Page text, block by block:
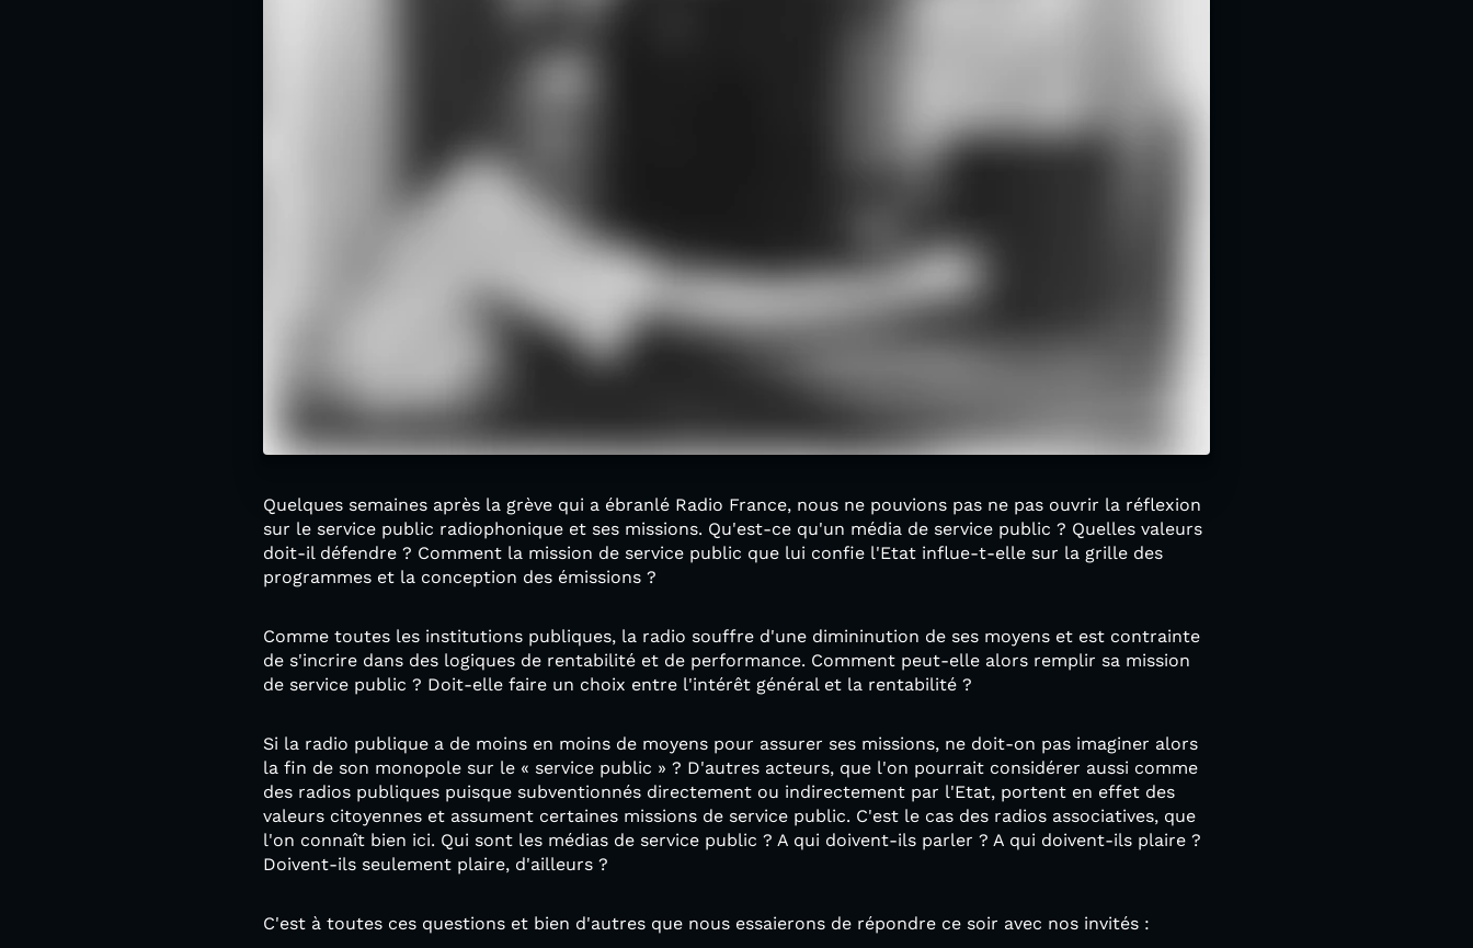
Quelques semaines après la grève qui a ébranlé Radio France, nous ne pouvions pas ne pas ouvrir la réflexion
sur le service public radiophonique et ses missions. Qu'est-ce qu'un média de service public ? Quelles valeurs
doit-il défendre ? Comment la mission de service public que lui confie l'Etat influe-t-elle sur la grille des
programmes et la conception des émissions ?
Comme toutes les institutions publiques, la radio souffre d'une dimininution de ses moyens et est contrainte
de s'incrire dans des logiques de rentabilité et de performance. Comment peut-elle alors remplir sa mission
de service public ? Doit-elle faire un choix entre l'intérêt général et la rentabilité ?
Si la radio publique a de moins en moins de moyens pour assurer ses missions, ne doit-on pas imaginer alors
la fin de son monopole sur le « service public » ? D'autres acteurs, que l'on pourrait considérer aussi comme
des radios publiques puisque subventionnés directement ou indirectement par l'Etat, portent en effet des
valeurs citoyennes et assument certaines missions de service public. C'est le cas des radios associatives, que
l'on connaît bien ici. Qui sont les médias de service public ? A qui doivent-ils parler ? A qui doivent-ils plaire ?
Doivent-ils seulement plaire, d'ailleurs ?
C'est à toutes ces questions et bien d'autres que nous essaierons de répondre ce soir avec nos invités :